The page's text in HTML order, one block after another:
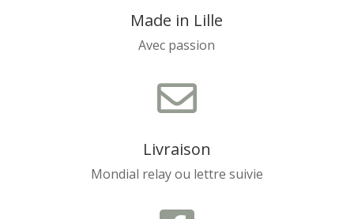
Made in Lille
Avec passion

Livraison
Mondial relay ou lettre suivie